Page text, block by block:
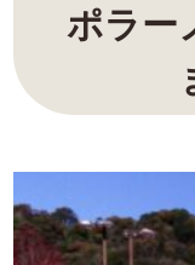
ポラー